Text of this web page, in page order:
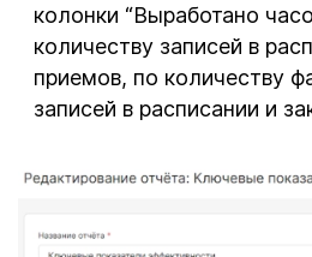
колонки “Выработано
количеству записей в
приемов, по количеству
записей в расписании и